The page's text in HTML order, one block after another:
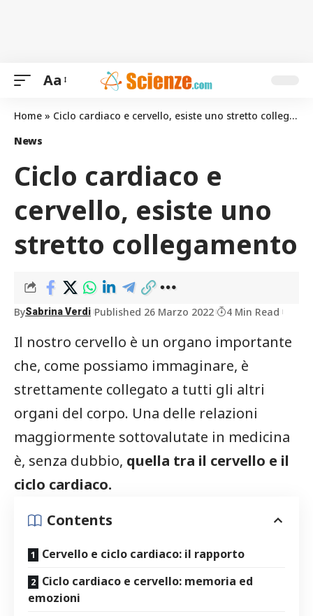
Aa
Home » Ciclo cardiaco e cervello, esiste uno stretto collegamento
News
Ciclo cardiaco e
cervello, esiste uno
stretto collegamento
BySabrina Verdi Published 26 Marzo 2022 4 Min Read
Il nostro cervello è un organo importante
che, come possiamo immaginare, è
strettamente collegato a tutti gli altri
organi del corpo. Una delle relazioni
maggiormente sottovalutate in medicina
è, senza dubbio, quella tra il cervello e il
ciclo cardiaco.
Contents
Cervello e ciclo cardiaco: il rapporto
Ciclo cardiaco e cervello: memoria ed
emozioni